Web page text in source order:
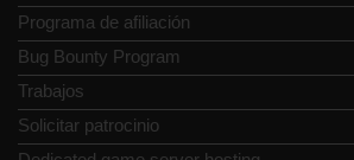
Programa de afiliación
Bug Bounty Program
Trabajos
Solicitar patrocinio